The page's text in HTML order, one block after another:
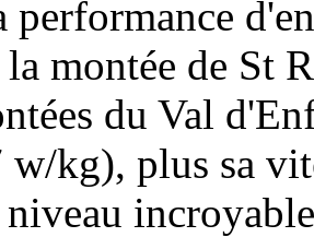
performance
montée de St
du Val
w/kg), plus sa
niveau